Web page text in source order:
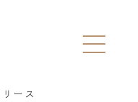
ース